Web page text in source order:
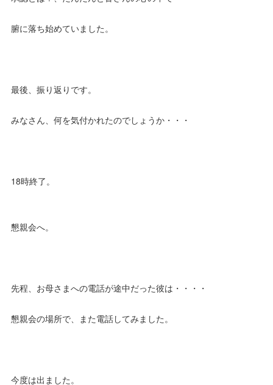
腑に落ち始めていました。
最後、振り返りです。
みなさん、何を気付かれたのでしょうか・・・
18時終了。
懇親会へ。
先程、お母さまへの電話が途中だった彼は・・・・
懇親会の場所で、また電話してみました。
今度は出ました。